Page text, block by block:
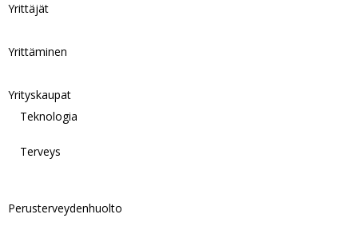
Yrittäjät
Yrittäminen
Yrityskaupat
Teknologia
Terveys
Perusterveydenhuolto